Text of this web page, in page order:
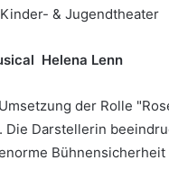
& Jugendtheater
Helena Lenn
der Rolle
Die Darstellerin